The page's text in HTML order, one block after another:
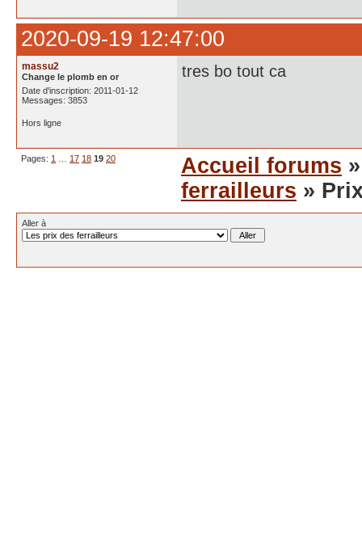
2020-09-19 12:47:00
massu2
Change le plomb en or
Date d'inscription: 2011-01-12
Messages: 3853
tres bo tout ca
Hors ligne
Pages: 1 17 18 19 20 Accueil forums
ferrailleurs »
Aller à